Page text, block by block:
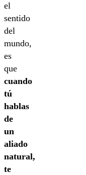
el
sentido
del
mundo,
es
que
cuando
tú
hablas
de
un
aliado
natural,
te